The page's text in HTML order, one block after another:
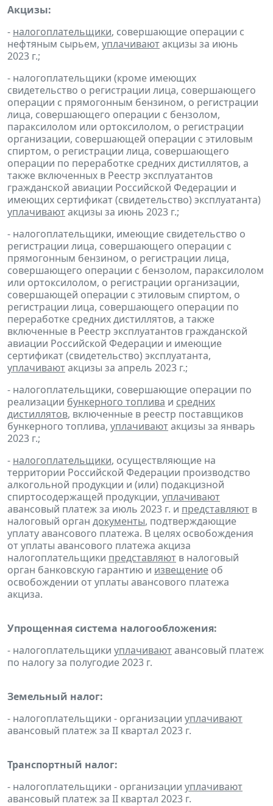
Акцизы:
- налогоплательщики, совершающие операции с
нефтяным сырьем, уплачиваютакцизы за июнь
2023 г.;
- налогоплательщики (кроме имеющих
свидетельство о регистрации лица, совершающего
операции с прямогонным бензином, о регистрации
лица, совершающего операции с бензолом,
параксилолом или ортоксилолом, о регистрации
организации, совершающей операции с этиловым
спиртом, о регистрации лица, совершающего
операции по переработке средних дистиллятов, а
также включенных в Реестр эксплуатантов
гражданской авиации Российской Федерации и
имеющих сертификат (свидетельство) эксплуатанта)
уплачиваютакцизы за июнь 2023 г.;
- налогоплательщики, имеющие свидетельство о
регистрации лица, совершающего операции с
прямогонным бензином, о регистрации лица,
совершающего операции с бензолом, параксилолом
или ортоксилолом, о регистрации организации,
совершающей операции с этиловым спиртом, о
регистрации лица, совершающего операции по
переработке средних дистиллятов, а также
включенные в Реестр эксплуатантов гражданской
авиации Российской Федерации и имеющие
сертификат (свидетельство) эксплуатанта,
уплачиваютакцизы за апрель 2023 г.;
- налогоплательщики, совершающие операции по
реализации бункерного топлива и средних
дистиллятов, включенные в реестр поставщиков
бункерного топлива, уплачиваютакцизы за январь
2023 г.;
- налогоплательщики, осуществляющие на
территории Российской Федерации производство
алкогольной продукции и (или) подакцизной
спиртосодержащей продукции, уплачивают
авансовый платеж за июль 2023 г. и представляют в
налоговый орган документы, подтверждающие
уплату авансового платежа. В целях освобождения
от уплаты авансового платежа акциза
налогоплательщики представляют в налоговый
орган банковскую гарантию и извещение об
освобождении от уплаты авансового платежа
акциза.
Упрощенная система налогообложения:
- налогоплательщики уплачиваютавансовый платеж
по налогу за полугодие 2023 г.
Земельный налог:
- налогоплательщики - организации уплачивают
авансовый платеж за II квартал 2023 г.
Транспортный налог:
- налогоплательщики - организации уплачивают
авансовый платеж за II квартал 2023 г.